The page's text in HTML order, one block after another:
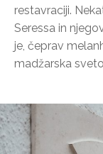
restavraciji.
Seressa in
je, čeprav
madžarska